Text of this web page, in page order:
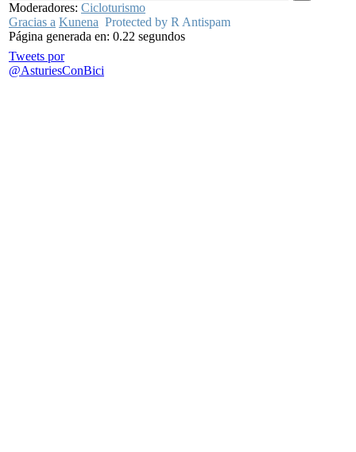
Moderadores: Cicloturismo
Gracias a Kunena Protected by R Antispam
Página generada en: 0.22 segundos
Tweets por
@AsturiesConBici